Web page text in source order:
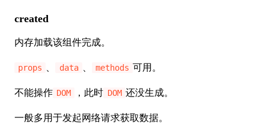
created
内存加载该组件完成。
props data methods 可用。
不能操作 DOM ，此时 DOM 还没生成。
一般多用于发起网络请求获取数据。